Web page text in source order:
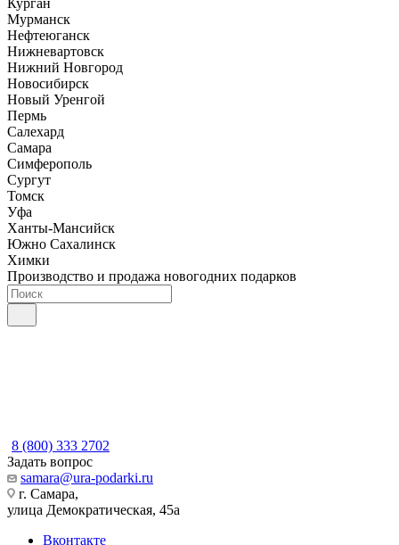
Курган
Мурманск
Нефтеюганск
Нижневартовск
Нижний Новгород
Новосибирск
Новый Уренгой
Пермь
Салехард
Самара
Симферополь
Сургут
Томск
Уфа
Ханты-Мансийск
Южно Сахалинск
Химки
Производство и продажа новогодних подарков
8 (800) 333 2702
Задать вопрос
samara@ura-podarki.ru
г. Самара,
улица Демократическая, 45а
Вконтакте